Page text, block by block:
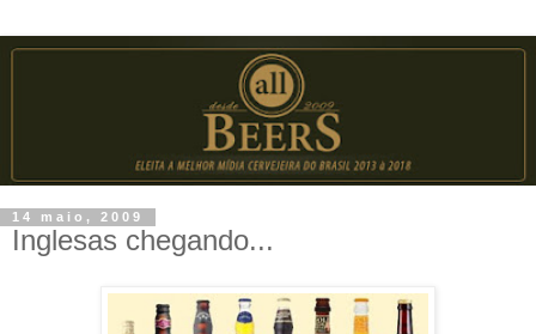
14 maio, 2009
Inglesas chegando...